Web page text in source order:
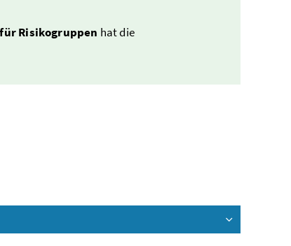
Risikogruppen hat die